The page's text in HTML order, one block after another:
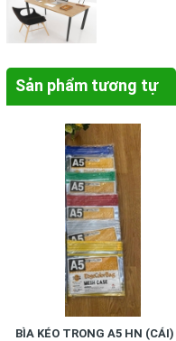
Sản phẩm tương tự
BÌA KÉO TRONG A5 HN (CÁI)